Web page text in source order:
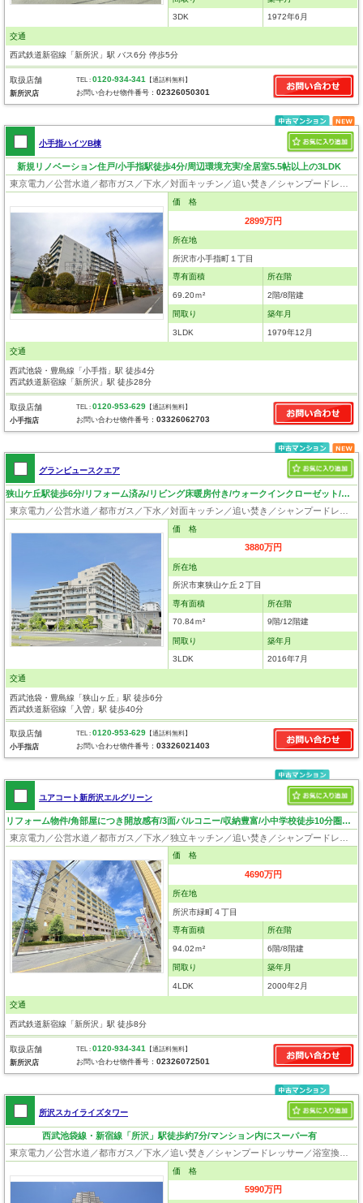
3DK 1972年6月
交通
西武鉄道新宿線「新所沢」駅 バス6分 停歩5分
取扱店舗
新所沢店
TEL :0120-934-341 【通話料無料】
お問い合わせ物件番号：02326050301
小手指ハイツB棟
新規リノベーション住戸/小手指駅徒歩4分/周辺環境充実/全居室5.5帖以上の3LDK
東京電力／公営水道／都市ガス／下水／対面キッチン／追い焚き／シャンプードレッサー／ウォシュレット／システムキッチン／浄水器／ウォークインクローゼット／フローリング／クローゼット／エレベータ
価 格
2899万円
所在地
所沢市小手指町１丁目
専有面積
69.20ｍ²
所在階
2階/8階建
間取り
3LDK
築年月
1979年12月
交通
西武池袋・豊島線「小手指」駅 徒歩4分
西武鉄道新宿線「新所沢」駅 徒歩28分
取扱店舗
小手指店
TEL :0120-953-629 【通話料無料】
お問い合わせ物件番号：03326062703
グランビュースクエア
狭山ケ丘駅徒歩6分/リフォーム済み/リビング床暖房付き/ウォークインクローゼット/ペット飼育可（細則有）
価 格
3880万円
所在地
所沢市東狭山ケ丘２丁目
専有面積
70.84ｍ²
所在階
9階/12階建
間取り
3LDK
築年月
2016年7月
交通
西武池袋・豊島線「狭山ヶ丘」駅 徒歩6分
西武鉄道新宿線「入曽」駅 徒歩40分
取扱店舗
小手指店
TEL :0120-953-629 【通話料無料】
お問い合わせ物件番号：03326021403
ユアコート新所沢エルグリーン
リフォーム物件/角部屋につき開放感有/3面バルコニー/収納豊富/小中学校徒歩10分圏内/4LDK
価 格
4690万円
所在地
所沢市緑町４丁目
専有面積
94.02ｍ²
所在階
6階/8階建
間取り
4LDK
築年月
2000年2月
交通
西武鉄道新宿線「新所沢」駅 徒歩8分
取扱店舗
新所沢店
TEL :0120-934-341 【通話料無料】
お問い合わせ物件番号：02326072501
所沢スカイライズタワー
西武池袋線・新宿線「所沢」駅徒歩約7分/マンション内にスーパー有
価 格
5990万円